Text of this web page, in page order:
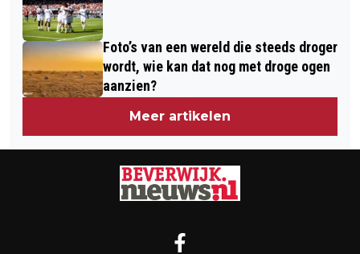
Foto’s van een wereld die steeds droger
wordt, wie kan dat nog met droge ogen
aanzien?
Meer artikelen